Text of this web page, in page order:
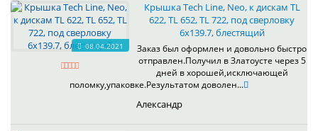
08.04.2021
Крышка Tech Line, Neo, к дискам TL
622, TL 652, TL 722, под сверловку
6х139.7, блестящий
Заказ был оформлен и довольно быстро
отправлен.Получил в Златоусте через 5
дней в хорошей,исключающей
поломку,упаковке.Результатом доволен...
Александр